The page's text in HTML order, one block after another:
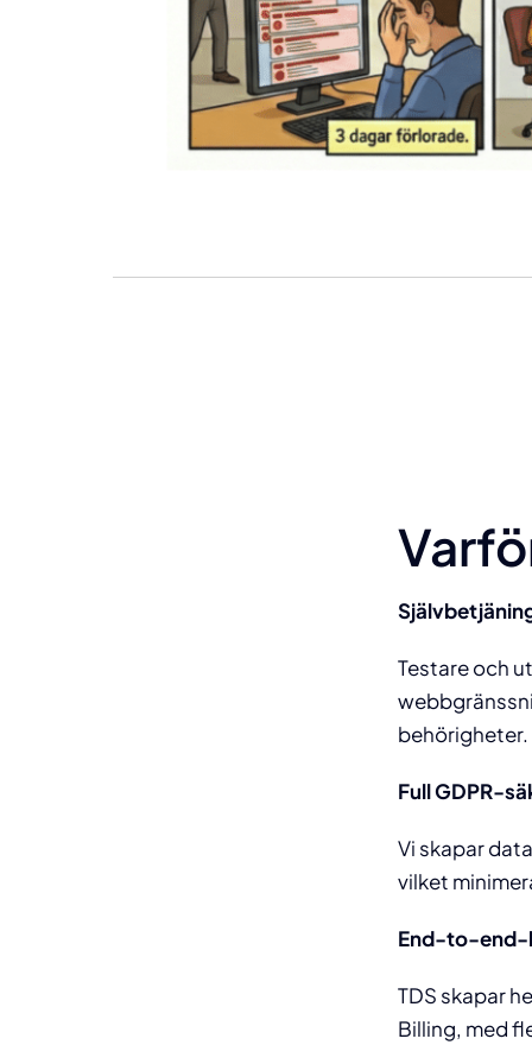
Testare och
behörigheter.
Full GDPR-
Vi skapar
vilket
End-to-end-
TDS skapar
Billing, med